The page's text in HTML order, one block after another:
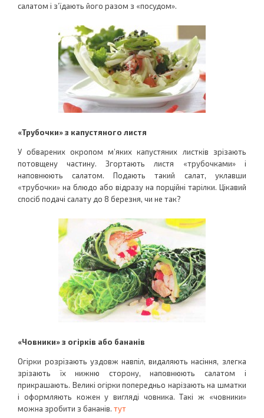
салатом і з’їдають його разом з «посудом».
«Трубочки» з капустяного листя
У обварених окропом м’яких капустяних листків зрізають
потовщену частину. Згортають листя «трубочками» і
наповнюють салатом. Подають такий салат, уклавши
«трубочки» на блюдо або відразу на порційні тарілки. Цікавий
спосіб подачі салату до 8 березня, чи не так?
«Човники» з огірків або бананів
Огірки розрізають уздовж навпіл, видаляють насіння, злегка
зрізають їх нижню сторону, наповнюють салатом і
прикрашають. Великі огірки попередньо нарізають на шматки
і оформляють кожен у вигляді човника. Такі ж «човники»
можна зробити з бананів.тут